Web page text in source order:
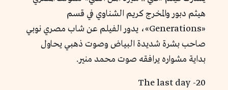
هيثم دبور والمخرج كريم الشناوي في قسم
«Generations»، يدور الفيلم عن شاب مصري نوبي
صاحب بشرة شديدة البياض وصوت ذهبي يحاول
بداية مشواره يرافقه صوت محمد منير.
20- The last day